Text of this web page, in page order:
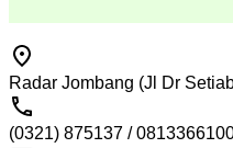
Radar Jombang (Jl Dr
(0321) 875137 /